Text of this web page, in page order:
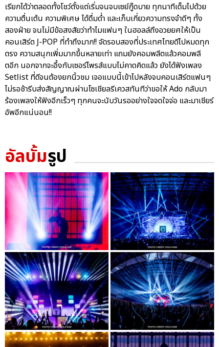
เรียกได้ว่าตลอดทั้งโชว์ตั้งแต่เริ่มจนจบเซย์กู๊ดบาย ทุกนาทีเต็มไปด้วย
ความตื่นเต้น ความพิเศษ ได้ดื่มด่ำ และเก็บเกี่ยวความทรงจำดีๆ ทั้ง
สองฝ่าย จนไม่มีข้อสงสัยว่าทำไมแฟนๆ ในฮอลล์ถึงอวยยศให้เป็น
คอนเสิร์ต J-POP ที่ทำถึงมาก!! จัดรอบสองที่ประเทศไทยดีไปหมดทุก
ตรง ความสนุกเพิ่มมากขึ้นหลายเท่า แถมยังคอมพลีตแล้วคอมพลี
ตอีก นอกจากจะอึ้งกับเซอร์ไพรส์แบบไม่คาดคิดแล้ว ยังได้ฟังเพลง
Setlist ที่ดีจนต้องยกนิ้วชม เจอแบบนี้เข้าไปหลังจบคอนเสิร์ตแฟนๆ
ไม่รอช้ารีบส่งสัญญาณผ่านโซเชียลรีเควสทันทีว่าขอให้ Ado กลับมา
ร้องเพลงให้ฟังอีกเร็วๆ ทุกคนจะนับวันรออย่างใจจดใจจ่อ และมาเชียร์
อัพอีกแน่นอน!!
อัลบั้มรูป